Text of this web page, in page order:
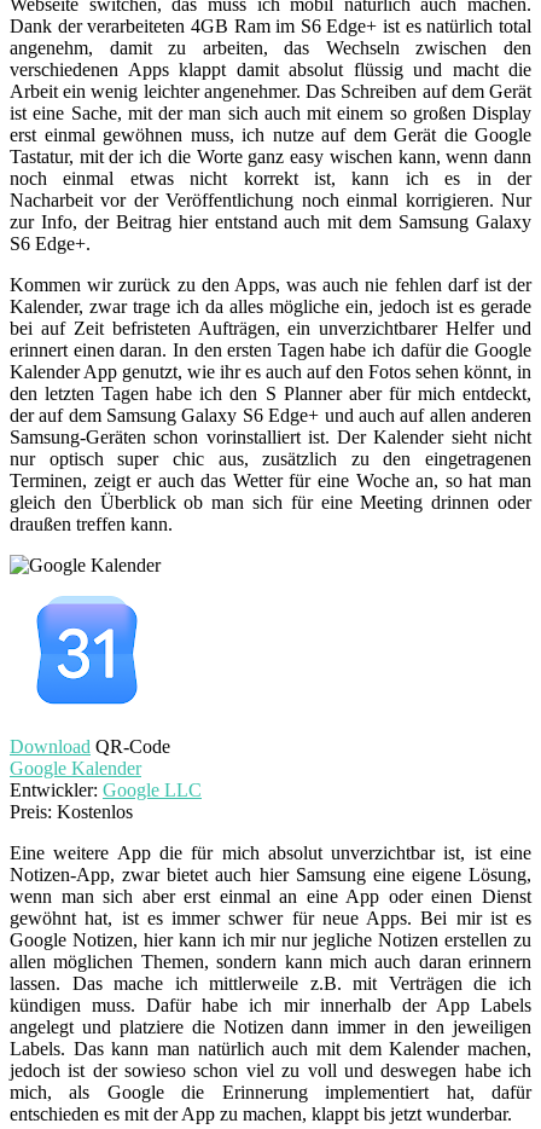
Dank der verarbeiteten 4GB Ram im S6 Edge+ ist es natürlich total
angenehm, damit zu arbeiten, das Wechseln zwischen den
verschiedenen Apps klappt damit absolut flüssig und macht die
Arbeit ein wenig leichter angenehmer. Das Schreiben auf dem Gerät
ist eine Sache, mit der man sich auch mit einem so großen Display
erst einmal gewöhnen muss, ich nutze auf dem Gerät die Google
Tastatur, mit der ich die Worte ganz easy wischen kann, wenn dann
noch einmal etwas nicht korrekt ist, kann ich es in der
Nacharbeit vor der Veröffentlichung noch einmal korrigieren. Nur
zur Info, der Beitrag hier entstand auch mit dem Samsung Galaxy
S6 Edge+.
Kommen wir zurück zu den Apps, was auch nie fehlen darf ist der
Kalender, zwar trage ich da alles mögliche ein, jedoch ist es gerade
bei auf Zeit befristeten Aufträgen, ein unverzichtbarer Helfer und
erinnert einen daran. In den ersten Tagen habe ich dafür die Google
Kalender App genutzt, wie ihr es auch auf den Fotos sehen könnt, in
den letzten Tagen habe ich den S Planner aber für mich entdeckt,
der auf dem Samsung Galaxy S6 Edge+ und auch auf allen anderen
Samsung-Geräten schon vorinstalliert ist. Der Kalender sieht nicht
nur optisch super chic aus, zusätzlich zu den eingetragenen
Terminen, zeigt er auch das Wetter für eine Woche an, so hat man
gleich den Überblick ob man sich für eine Meeting drinnen oder
draußen treffen kann.
Download QR-Code
Google Kalender
Entwickler: Google LLC
Preis: Kostenlos
Eine weitere App die für mich absolut unverzichtbar ist, ist eine
Notizen-App, zwar bietet auch hier Samsung eine eigene Lösung,
wenn man sich aber erst einmal an eine App oder einen Dienst
gewöhnt hat, ist es immer schwer für neue Apps. Bei mir ist es
Google Notizen, hier kann ich mir nur jegliche Notizen erstellen zu
allen möglichen Themen, sondern kann mich auch daran erinnern
lassen. Das mache ich mittlerweile z.B. mit Verträgen die ich
kündigen muss. Dafür habe ich mir innerhalb der App Labels
angelegt und platziere die Notizen dann immer in den jeweiligen
Labels. Das kann man natürlich auch mit dem Kalender machen,
jedoch ist der sowieso schon viel zu voll und deswegen habe ich
mich, als Google die Erinnerung implementiert hat, dafür
entschieden es mit der App zu machen, klappt bis jetzt wunderbar.